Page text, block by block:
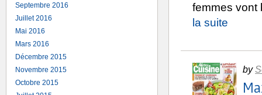
femmes vont
la suite
by
Septembre 2016
Juillet 2016
Mai 2016
Mars 2016
Décembre 2015
Novembre 2015
Octobre 2015